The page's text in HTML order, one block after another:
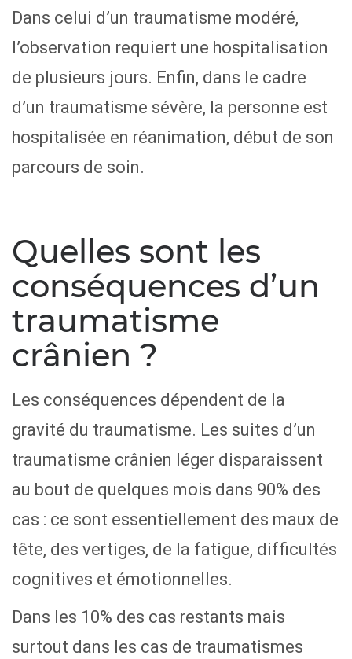
Dans celui d’un traumatisme modéré,
l’observation requiert une hospitalisation
de plusieurs jours. Enfin, dans le cadre
d’un traumatisme sévère, la personne est
hospitalisée en réanimation, début de son
parcours de soin.
Quelles sont les
conséquences d’un
traumatisme
crânien ?
Les conséquences dépendent de la
gravité du traumatisme. Les suites d’un
traumatisme crânien léger disparaissent
au bout de quelques mois dans 90% des
cas : ce sont essentiellement des maux de
tête, des vertiges, de la fatigue, difficultés
cognitives et émotionnelles.
Dans les 10% des cas restants mais
surtout dans les cas de traumatismes